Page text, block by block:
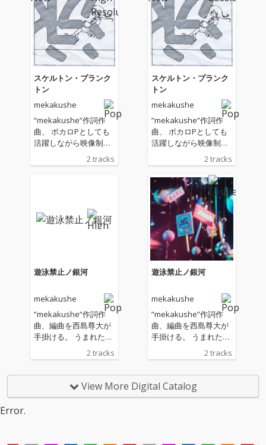
スケルトン・プランク
トン
mekakushe
”mekakushe”作詞作
曲、 ボカロPとしても
活躍しながら映像制作
やDJ活動も行うフロク
ロが編曲を手掛ける。
が光る無機質なサウン
ドが結合し、新境地を
2 tracks
スケルトン・プランク
トン
mekakushe
”mekakushe”作詞作
曲、 ボカロPとしても
活躍しながら映像制作
やDJ活動も行うフロク
ロが編曲を手掛ける。
ブレスが多めなmekak
usheの有機的なボーカ
ルと、フロクロらしさ
が光る無機質なサウン
ドが結合し、新境地を
開いたエレクトロチュ
ーン！
2 tracks
遊泳禁止ノ銀河
mekakushe
”mekakushe”作詞作
曲、編曲を西島尊大が
手掛ける。 うまれたば
かりの星の光が地球に
届くころには、その星
んな切なさを胸に秘め
ながらキラキラと星が
2 tracks
遊泳禁止ノ銀河
mekakushe
”mekakushe”作詞作
曲、編曲を西島尊大が
手掛ける。 うまれたば
かりの星の光が地球に
届くころには、その星
んな切なさを胸に秘め
ながらキラキラと星が
2 tracks
View More Digital Catalog
Error.